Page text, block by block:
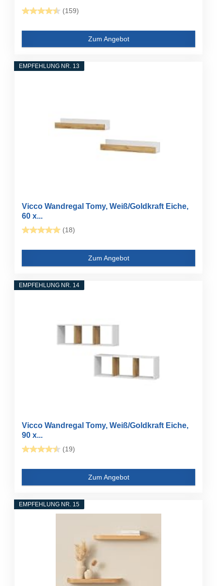
(159)
Zum Angebot
EMPFEHLUNG NR. 13
Vicco Wandregal Tomy, Weiß/Goldkraft Eiche,
60 x...
(18)
Zum Angebot
EMPFEHLUNG NR. 14
Vicco Wandregal Tomy, Weiß/Goldkraft Eiche,
90 x...
(19)
Zum Angebot
EMPFEHLUNG NR. 15